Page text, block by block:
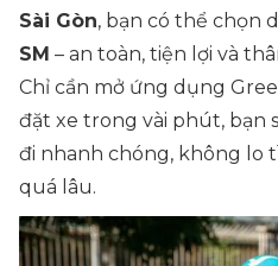
Sài Gòn, bạn có thể chọn
SM – an toàn, tiện lợi và
Chỉ cần mở ứng dụng
đặt xe trong vài phút, bạn
đi nhanh chóng, không lo
quá lâu.